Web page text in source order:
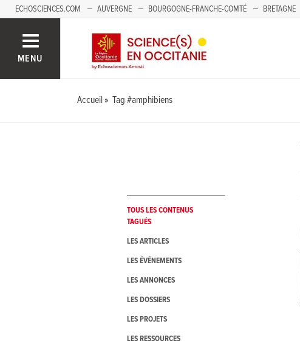
ECHOSCIENCES.COM AUVERGNE BOURGOGNE-FRANCHE-COMTÉ BRETAGNE
MENU
Accueil Tag #amphibiens
TOUS LES CONTENUS
TAGUÉS
LES ARTICLES
LES ÉVÉNEMENTS
LES ANNONCES
LES DOSSIERS
LES PROJETS
LES RESSOURCES